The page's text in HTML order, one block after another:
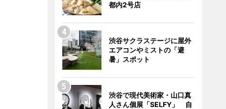
都内2号店
渋谷サクラステージに屋外
エアコンやミストの「避
暑」スポット
渋谷で現代美術家・山口真
人さん個展「SELFY」 自